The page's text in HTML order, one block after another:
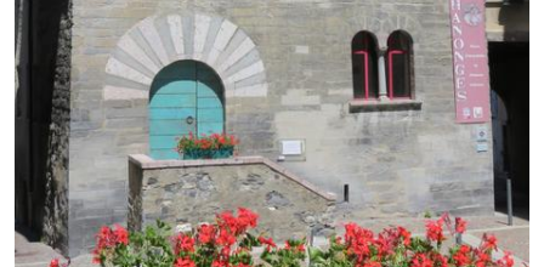
GB
IT